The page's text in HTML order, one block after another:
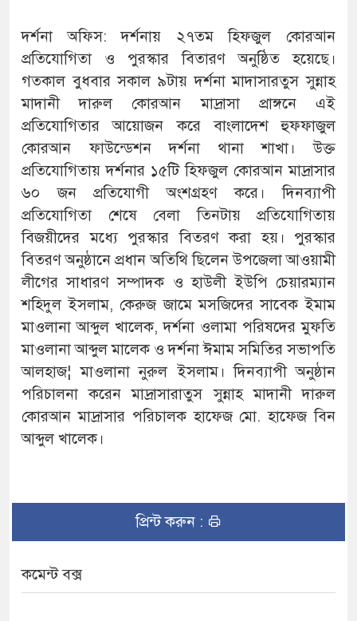
দর্শনা অফিস: দর্শনায় ২৭তম হিফজুল কোরআন
প্রতিযোগিতা ও পুরস্কার বিতারণ অনুষ্ঠিত হয়েছে।
গতকাল বুধবার সকাল ৯টায় দর্শনা মাদাসারতুস সুন্নাহ
মাদানী দারুল কোরআন মাদ্রাসা প্রাঙ্গনে এই
প্রতিযোগিতার আয়োজন করে বাংলাদেশ হুফফাজুল
কোরআন ফাউন্ডেশন দর্শনা থানা শাখা। উক্ত
প্রতিযোগিতায় দর্শনার ১৫টি হিফজুল কোরআন মাদ্রাসার
৬০ জন প্রতিযোগী অংশগ্রহণ করে। দিনব্যাপী
প্রতিযোগিতা শেষে বেলা তিনটায় প্রতিযোগিতায়
বিজয়ীদের মধ্যে পুরস্কার বিতরণ করা হয়। পুরস্কার
বিতরণ অনুষ্ঠানে প্রধান অতিথি ছিলেন উপজেলা আওয়ামী
লীগের সাধারণ সম্পাদক ও হাউলী ইউপি চেয়ারম্যান
শহিদুল ইসলাম, কেরুজ জামে মসজিদের সাবেক ইমাম
মাওলানা আব্দুল খালেক, দর্শনা ওলামা পরিষদের মুফতি
মাওলানা আব্দুল মালেক ও দর্শনা ঈমাম সমিতির সভাপতি
আলহাজ¦ মাওলানা নুরুল ইসলাম। দিনব্যাপী অনুষ্ঠান
পরিচালনা করেন মাদ্রাসারাতুস সুন্নাহ মাদানী দারুল
কোরআন মাদ্রাসার পরিচালক হাফেজ মো. হাফেজ বিন
আব্দুল খালেক।
প্রিন্ট করুন :
কমেন্ট বক্স